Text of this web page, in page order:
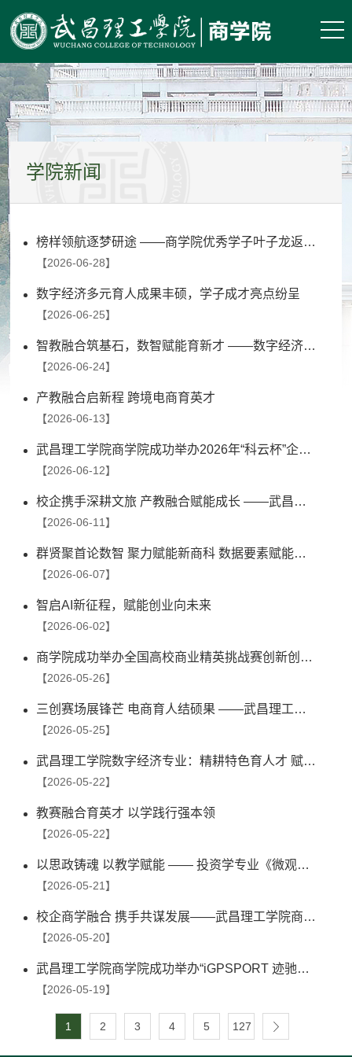
学院新闻
榜样领航逐梦研途 ——商学院优秀学子叶子龙返校分享考研经验
【2026-06-28】
数字经济多元育人成果丰硕，学子成才亮点纷呈
【2026-06-25】
智教融合筑基石，数智赋能育新才 ——数字经济系智慧课程建设
【2026-06-24】
产教融合启新程 跨境电商育英才
【2026-06-13】
武昌理工学院商学院成功举办2026年“科云杯”企业税务及管理技能大赛颁奖典礼
【2026-06-12】
校企携手深耕文旅 产教融合赋能成长 ——武昌理工学院商学院与武汉香格里拉大饭店共建实习基地
【2026-06-11】
群贤聚首论数智 聚力赋能新商科 数据要素赋能数字经济高质量发展学术论坛在武昌理工学院举行
【2026-06-07】
智启AI新征程，赋能创业向未来
【2026-06-02】
商学院成功举办全国高校商业精英挑战赛创新创业竞赛知识赛
【2026-05-26】
三创赛场展锋芒 电商育人结硕果 ——武昌理工学院省赛特金创历史 强势晋级国赛显实力
【2026-05-25】
武昌理工学院数字经济专业：精耕特色育人才 赋能数字产业新发展
【2026-05-22】
教赛融合育英才 以学践行强本领
【2026-05-22】
以思政铸魂 以教学赋能 —— 投资学专业《微观经济学》课程思政建设
【2026-05-21】
校企商学融合 携手共谋发展——武昌理工学院商学院与iGPSPORT迹驰初步达成校企合作共识
【2026-05-20】
武昌理工学院商学院成功举办“iGPSPORT 迹驰杯”湖北省大学生营销策划挑战赛启动会
【2026-05-19】
1 2 3 4 5 127